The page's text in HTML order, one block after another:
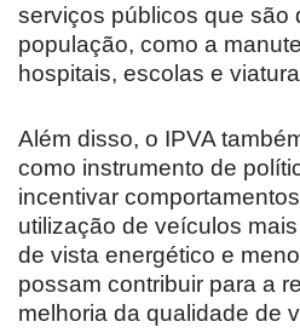
serviços públicos que são
população, como a
hospitais, escolas e
Além disso, o IPVA
como instrumento de
incentivar
utilização de veículos
de vista energético e
possam contribuir para a
melhoria da qualidade de